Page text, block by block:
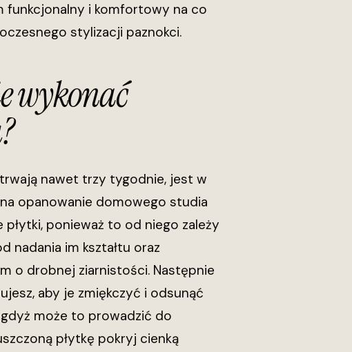
funkcjonalny i komfortowy na co
stylizacji paznokci.
wykonać
nawet trzy tygodnie, jest w
opanowanie domowego studia
ponieważ to od niego zależy
nadania im kształtu oraz
o drobnej ziarnistości. Następnie
aby je zmiękczyć i odsunąć
może to prowadzić do
płytkę pokryj cienką